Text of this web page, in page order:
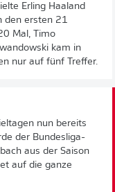
Erling Haaland
den ersten 21
Mal, Timo
kam in
nur auf fünf Treffer.
nun bereits
der Bundesliga-
aus der Saison
auf die ganze